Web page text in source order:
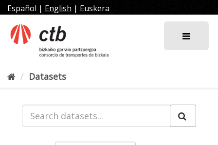
Skip
to
content
Español | English | Euskera
Datasets